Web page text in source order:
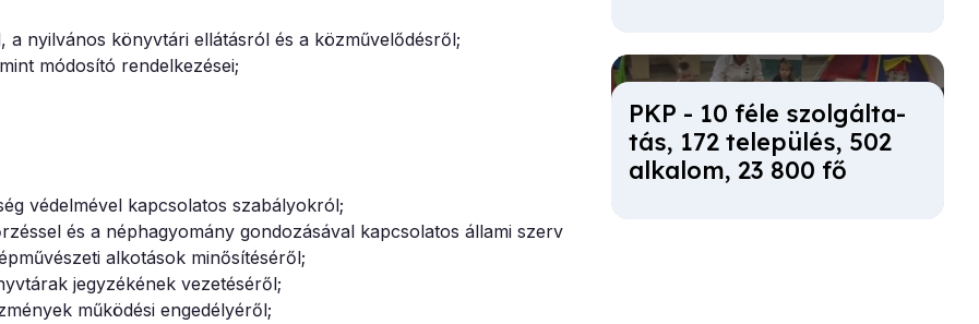
a nyilvános könyvtári ellátásról és a közművelődésről;
módosító rendelkezései;
védelmével kapcsolatos szabályokról;
és a néphagyomány gondozásával kapcsolatos állami szerv
alkotások minősítéséről;
jegyzékének vezetéséről;
működési engedélyéről;
vázolta.
PKP - 10 fé­le szol­gál­ta­
tás, 172 te­le­pü­lés, 502
al­ka­lom, 23 800 fő